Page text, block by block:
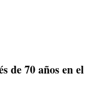
de 70 años en el